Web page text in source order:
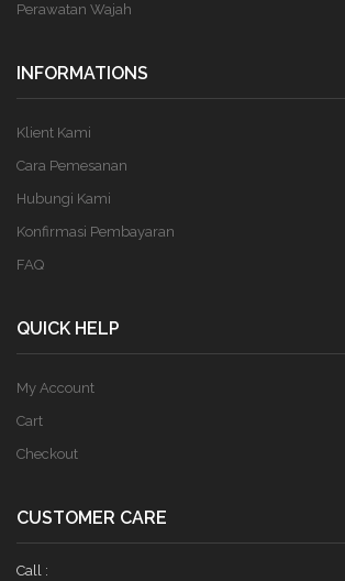
Perawatan Wajah
INFORMATIONS
Klient Kami
Cara Pemesanan
Hubungi Kami
Konfirmasi Pembayaran
FAQ
QUICK HELP
My Account
Cart
Checkout
CUSTOMER CARE
Call :